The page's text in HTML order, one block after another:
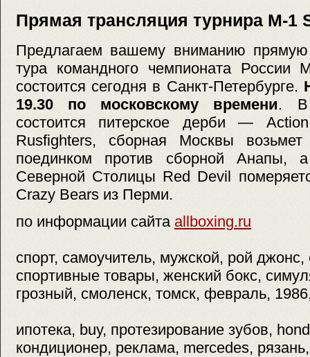
Прямая трансляция турнира M-1
Предлагаем вашему вниманию прямую
тура командного чемпионата России
состоится сегодня в Санкт-Петербурге.
19.30 по московскому времени. В
состоится питерское дерби —
Rusfighters, сборная Москвы
поединком против сборной
Северной Столицы Red Devil
Crazy Bears из Перми.
по информации сайта allboxing.ru
спорт, самоучитель, мужской, рой
спортивные товары, женский бокс,
грозный, смоленск, томск, февраль,
ипотека, buy, протезирование зубов,
кондиционер, реклама, mercedes,